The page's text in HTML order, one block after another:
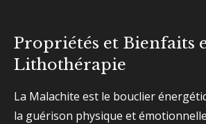
Propriétés et Bienfaits
Lithothérapie
La Malachite est le bouclier
la guérison physique et